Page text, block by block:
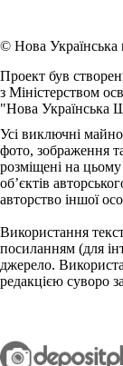
© Нова Українська
Проект був
з Міністерством
"Нова Українська
Усі виключні
фото, зображення
розміщені на
об’єктів
авторство іншої
Використання
посиланням (для
джерело.
редакцією суворо